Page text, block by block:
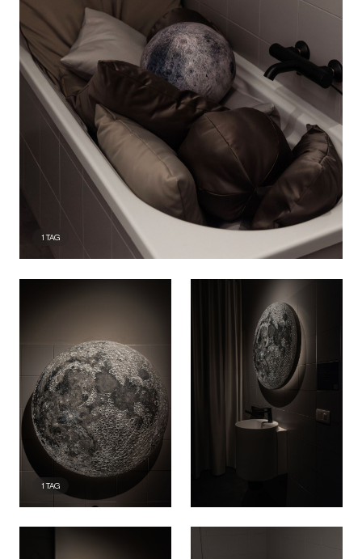
1TAG
1TAG